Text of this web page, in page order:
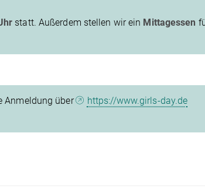
statt. Außerdem stellen wir ein Mittagessen
Anmeldung über
https://www.girls-day.de